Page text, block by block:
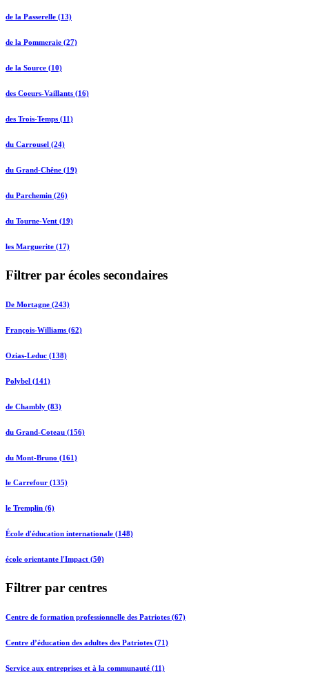
de la Passerelle (13)
de la Pommeraie (27)
de la Source (10)
des Coeurs-Vaillants (16)
des Trois-Temps (11)
du Carrousel (24)
du Grand-Chêne (19)
du Parchemin (26)
du Tourne-Vent (19)
les Marguerite (17)
Filtrer par écoles secondaires
De Mortagne (243)
François-Williams (62)
Ozias-Leduc (138)
Polybel (141)
de Chambly (83)
du Grand-Coteau (156)
du Mont-Bruno (161)
le Carrefour (135)
le Tremplin (6)
École d'éducation internationale (148)
école orientante l'Impact (50)
Filtrer par centres
Centre de formation professionnelle des Patriotes (67)
Centre d’éducation des adultes des Patriotes (71)
Service aux entreprises et à la communauté (11)